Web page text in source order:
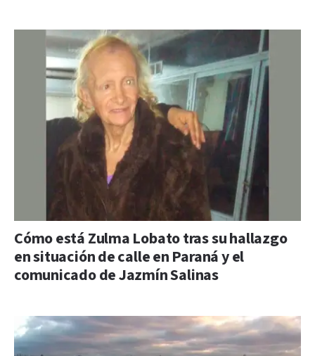
Cómo está Zulma Lobato tras su hallazgo
en situación de calle en Paraná y el
comunicado de Jazmín Salinas